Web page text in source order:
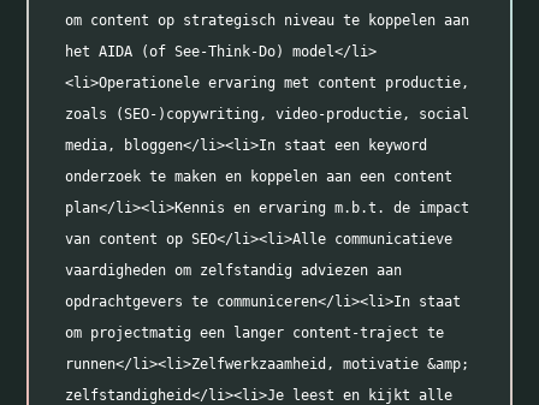
om content op strategisch niveau te koppelen aan
het AIDA (of See-Think-Do) model</li>
<li>Operationele ervaring met content productie,
zoals (SEO-)copywriting, video-productie, social
media, bloggen</li><li>In staat een keyword
onderzoek te maken en koppelen aan een content
plan</li><li>Kennis en ervaring m.b.t. de impact
van content op SEO</li><li>Alle communicatieve
vaardigheden om zelfstandig adviezen aan
opdrachtgevers te communiceren</li><li>In staat
om projectmatig een langer content-traject te
runnen</li><li>Zelfwerkzaamheid, motivatie &amp;
zelfstandigheid</li><li>Je leest en kijkt alle